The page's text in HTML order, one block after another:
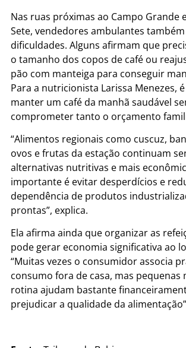
Nas ruas próximas ao Campo Grande
Sete, vendedores ambulantes
dificuldades. Alguns afirmam que
o tamanho dos copos de café ou
pão com manteiga para conseguir
Para a nutricionista Larissa Menezes,
manter um café da manhã saudável
comprometer tanto o orçamento
“Alimentos regionais como cuscuz,
ovos e frutas da estação continuam
alternativas nutritivas e mais
importante é evitar desperdícios e
dependência de produtos
prontas”, explica.
Ela afirma ainda que organizar as
pode gerar economia significativa ao
“Muitas vezes o consumidor associa
consumo fora de casa, mas pequenas
rotina ajudam bastante
prejudicar a qualidade da